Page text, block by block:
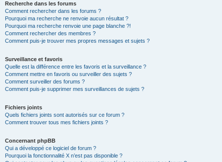
Recherche dans les forums
Comment rechercher dans les forums ?
Pourquoi ma recherche ne renvoie aucun résultat ?
Pourquoi ma recherche renvoie une page blanche ?!
Comment rechercher des membres ?
Comment puis-je trouver mes propres messages et sujets ?
Surveillance et favoris
Quelle est la différence entre les favoris et la surveillance ?
Comment mettre en favoris ou surveiller des sujets ?
Comment surveiller des forums ?
Comment puis-je supprimer mes surveillances de sujets ?
Fichiers joints
Quels fichiers joints sont autorisés sur ce forum ?
Comment trouver tous mes fichiers joints ?
Concernant phpBB
Qui a développé ce logiciel de forum ?
Pourquoi la fonctionnalité X n’est pas disponible ?